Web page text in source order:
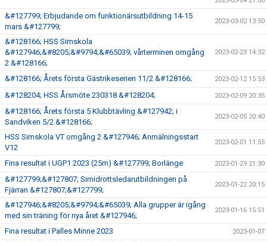
&#127799; Erbjudande om funktionärsutbildning 14-15
mars &#127799;
2023-03-02 13:50
&#128166; HSS Simskola
&#127946;&#8205;&#9794;&#65039; vårterminen omgång
2 &#128166;
2023-02-23 14:32
&#128166; Årets första Gästrikeserien 11/2 &#128166; 2023-02-12 15:53
&#128204; HSS Årsmöte 230318 &#128204; 2023-02-09 20:35
&#128166; Årets första 5 Klubbtävling &#127942; i
Sandviken 5/2 &#128166;
2023-02-05 20:40
HSS Simskola VT omgång 2 &#127946; Anmälningsstart
V12
2023-02-01 11:55
Fina resultat i UGP1 2023 (25m) &#127799; Borlänge 2023-01-29 21:30
&#127799;&#127807; Simidrottsledarutbildningen på
Fjärran &#127807;&#127799;
2023-01-22 20:15
&#127946;&#8205;&#9794;&#65039; Alla grupper är igång
med sin träning för nya året &#127946;
2023-01-16 15:51
Fina resultat i Palles Minne 2023 2023-01-07